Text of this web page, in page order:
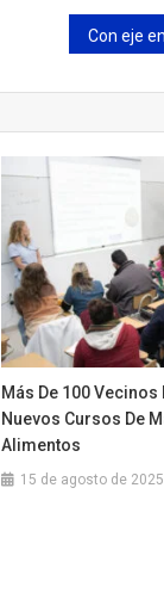
Más De 100
Nuevos Cursos De
Alimentos
15 de agosto de 2025